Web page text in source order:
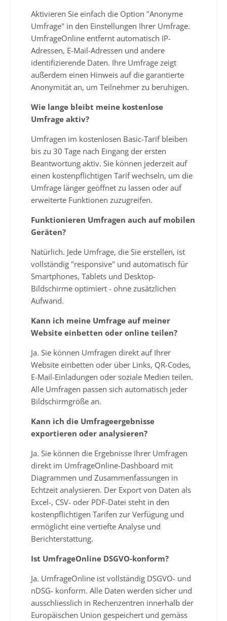
Aktivieren Sie einfach die Option "Anonyme
Umfrage" in den Einstellungen Ihrer Umfrage.
UmfrageOnline entfernt automatisch IP-
Adressen, E-Mail-Adressen und andere
identifizierende Daten. Ihre Umfrage zeigt
außerdem einen Hinweis auf die garantierte
Anonymität an, um Teilnehmer zu beruhigen.
Wie lange bleibt meine kostenlose
Umfrage aktiv?
Umfragen im kostenlosen Basic-Tarif bleiben
bis zu 30 Tage nach Eingang der ersten
Beantwortung aktiv. Sie können jederzeit auf
einen kostenpflichtigen Tarif wechseln, um die
Umfrage länger geöffnet zu lassen oder auf
erweiterte Funktionen zuzugreifen.
Funktionieren Umfragen auch auf mobilen
Geräten?
Natürlich. Jede Umfrage, die Sie erstellen, ist
vollständig "responsive" und automatisch für
Smartphones, Tablets und Desktop-
Bildschirme optimiert - ohne zusätzlichen
Aufwand.
Kann ich meine Umfrage auf meiner
Website einbetten oder online teilen?
Ja. Sie können Umfragen direkt auf Ihrer
Website einbetten oder über Links, QR-Codes,
E-Mail-Einladungen oder soziale Medien teilen.
Alle Umfragen passen sich automatisch jeder
Bildschirmgröße an.
Kann ich die Umfrageergebnisse
exportieren oder analysieren?
Ja. Sie können die Ergebnisse Ihrer Umfragen
direkt im UmfrageOnline-Dashboard mit
Diagrammen und Zusammenfassungen in
Echtzeit analysieren. Der Export von Daten als
Excel-, CSV- oder PDF-Datei steht in den
kostenpflichtigen Tarifen zur Verfügung und
ermöglicht eine vertiefte Analyse und
Berichterstattung.
Ist UmfrageOnline DSGVO-konform?
Ja. UmfrageOnline ist vollständig DSGVO- und
nDSG- konform. Alle Daten werden sicher und
ausschliesslich in Rechenzentren innerhalb der
Europäischen Union gespeichert und gemäss